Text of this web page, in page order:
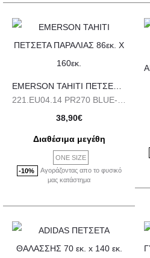
EMERSON TAHITI ΠΕΤΣΕΤΑ ΠΑΡΑΛΙΑΣ 86εκ. Χ 160εκ.
221.EU04.14 PR270 BLUE-RED
38,90€
Διαθέσιμα μεγέθη
ONE SIZE
-10%
Αγοράζοντας απο το φυσικό
μας κατάστημα